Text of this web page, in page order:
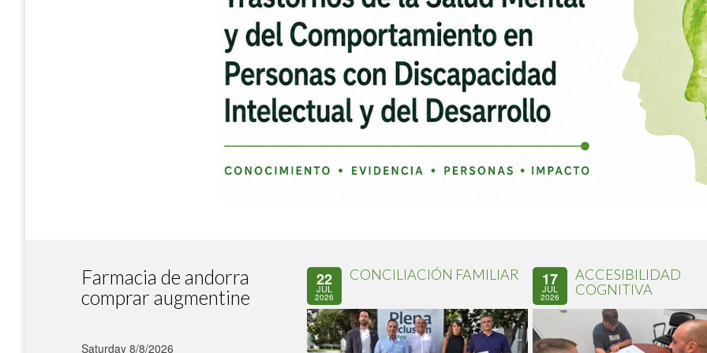
Farmacia de andorra
comprar augmentine
Saturday 8/8/2026
22
JUL
2026
CONCILIACIÓN FAMILIAR 17
JUL
2026
ACCESIBILIDAD
COGNITIVA